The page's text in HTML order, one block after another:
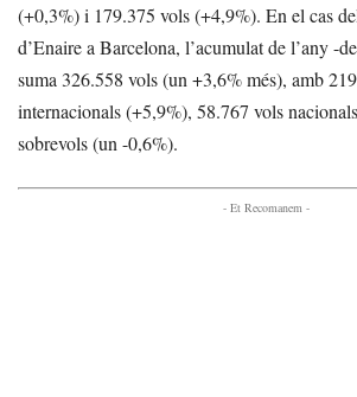
(+0,3%) i 179.375 vols (+4,9%). En el cas
d’Enaire a Barcelona, l’acumulat de l’any -
suma 326.558 vols (un +3,6% més), amb
internacionals (+5,9%), 58.767 vols
sobrevols (un -0,6%).
- Et Recomanem -